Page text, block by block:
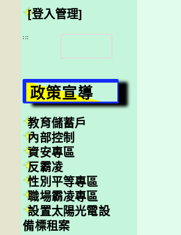
[登入管理]
:::
搜
尋
政策宣導
教育儲蓄戶
內部控制
資安專區
反霸凌
性別平等專區
職場霸凌專區
設置太陽光電設
備標租案